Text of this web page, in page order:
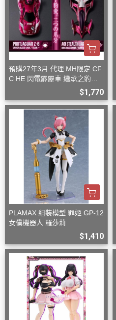
預購27年3月 代理 MH限定 CF
C HE 閃電霹靂車 繼承之豹魂
$1,770
PLAMAX 組裝模型 罪姬 GP-12
女僕機器人 羅莎莉
$1,410